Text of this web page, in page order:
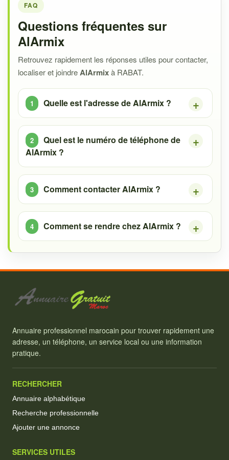
FAQ
Questions fréquentes sur
AlArmix
Retrouvez rapidement les réponses utiles pour contacter,
localiser et joindreAlArmixà RABAT.
Quelle est l'adresse de AlArmix ?
Quel est le numéro de téléphone de
AlArmix ?
Comment contacter AlArmix ?
Comment se rendre chez AlArmix ?
Annuaire professionnel marocain pour trouver rapidement une
adresse, un téléphone, un service local ou une information
pratique.
RECHERCHER
Annuaire alphabétique
Recherche professionnelle
Ajouter une annonce
SERVICES UTILES